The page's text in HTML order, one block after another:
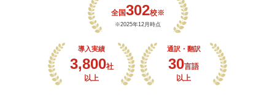
全国302校※
※2025年12月時点
導入実績
3,800社
以上
通訳・翻訳
30言語
以上